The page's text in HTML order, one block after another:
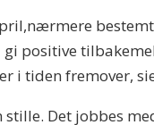
positive
i tiden fremover,
Det jobbes